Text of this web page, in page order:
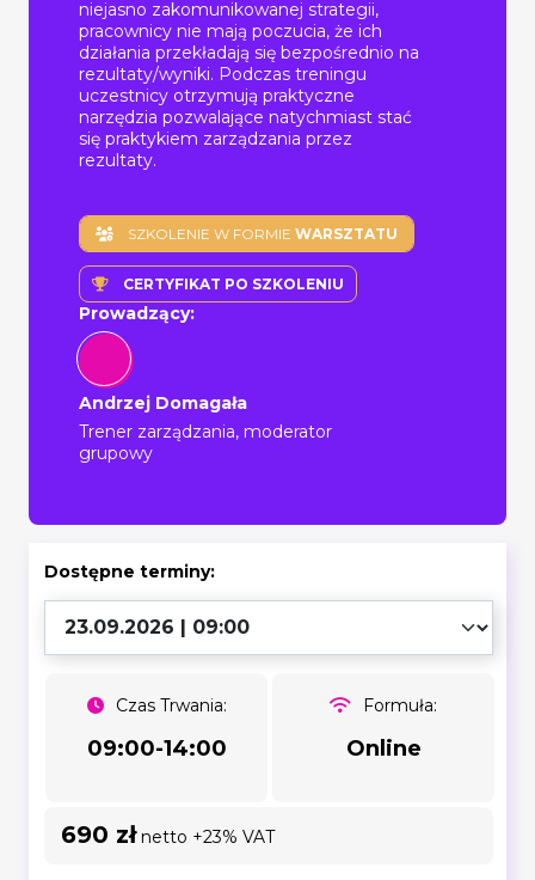
niejasno zakomunikowanej strategii,
pracownicy nie mają poczucia, że ich
działania przekładają się bezpośrednio na
rezultaty/wyniki. Podczas treningu
uczestnicy otrzymują praktyczne
narzędzia pozwalające natychmiast stać
się praktykiem zarządzania przez
rezultaty.
SZKOLENIE W FORMIE WARSZTATU
CERTYFIKAT PO SZKOLENIU
Prowadzący:
Andrzej Domagała
Trener zarządzania, moderator
grupowy
Dostępne terminy:
Czas Trwania:
09:00-14:00
Formuła:
Online
690 złnetto +23% VAT